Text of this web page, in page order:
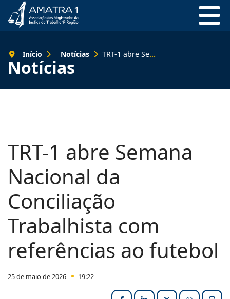
Notícias
Início Notícias TRT-1 abre Semana Nacional da Conciliação Trabalhista com referências ao futebol
TRT-1 abre Semana
Nacional da
Conciliação
Trabalhista com
referências ao futebol
25 de maio de 2026 19:22